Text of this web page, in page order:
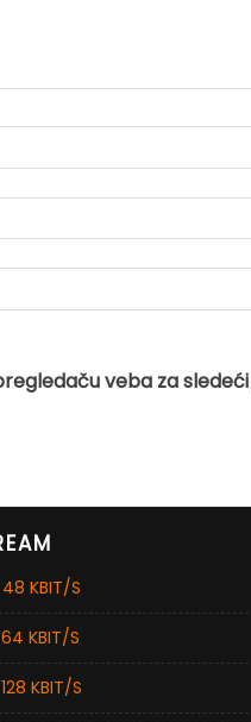
veba za
KBIT/S
KBIT/S
KBIT/S